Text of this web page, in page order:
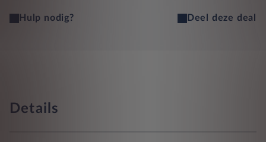
Hulp nodig? Deel deze deal
Details